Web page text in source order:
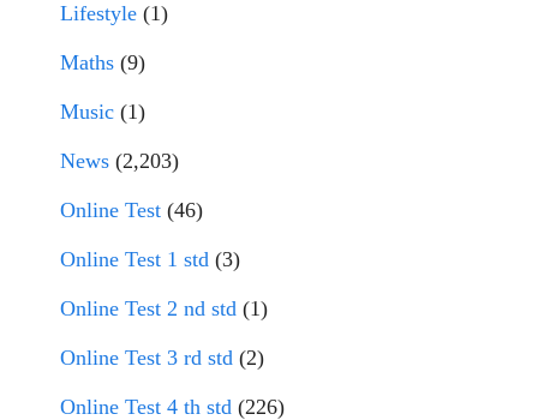
Lifestyle (1)
Maths (9)
Music (1)
News (2,203)
Online Test (46)
Online Test 1 std (3)
Online Test 2 nd std (1)
Online Test 3 rd std (2)
Online Test 4 th std (226)